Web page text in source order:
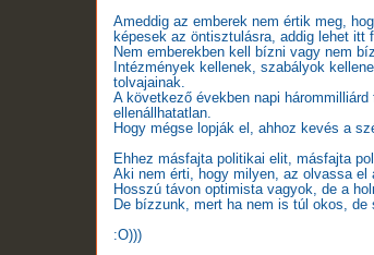
Ameddig az emberek nem értik meg,
képesek az öntisztulásra, addig lehet itt
Nem emberekben kell bízni vagy nem
Intézmények kellenek, szabályok
tolvajainak.
A következő években napi
ellenállhatatlan.
Hogy mégse lopják el, ahhoz kevés a
Ehhez másfajta politikai elit, másfajta
Aki nem érti, hogy milyen, az olvassa el
Hosszú távon optimista vagyok, de a
De bízzunk, mert ha nem is túl okos, de
:O)))